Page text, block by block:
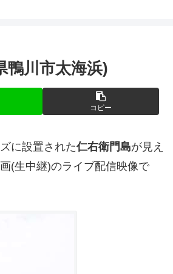
鴨川市太海浜)
コピー
に設置された仁右衛門島が見え
(生中継)のライブ配信映像で